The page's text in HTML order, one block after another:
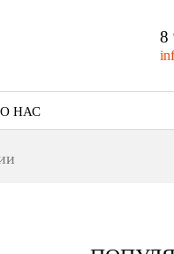
8
О НАС